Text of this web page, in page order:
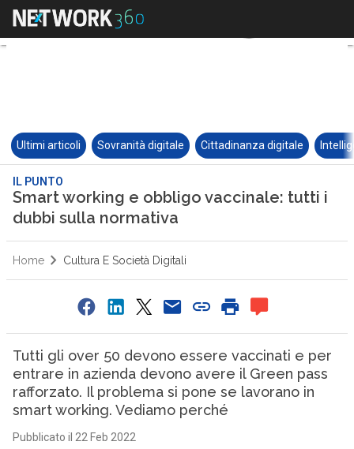
Ultimi articoli Sovranità digitale Cittadinanza digitale
IL PUNTO
Smart working e obbligo vaccinale: tutti i
dubbi sulla normativa
Home Cultura E Società Digitali
Tutti gli over 50 devono essere vaccinati e per
entrare in azienda devono avere il Green pass
rafforzato. Il problema si pone se lavorano in
smart working. Vediamo perché
Pubblicato il 22 Feb 2022